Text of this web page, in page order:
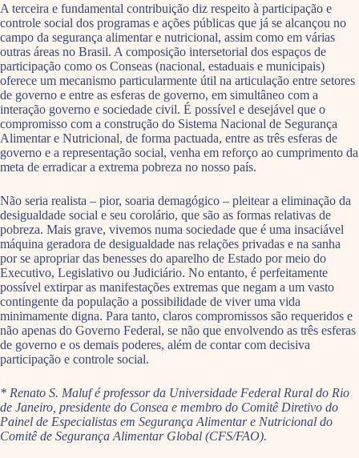
A terceira e fundamental contribuição diz respeito à participação e
controle social dos programas e ações públicas que já se alcançou no
campo da segurança alimentar e nutricional, assim como em várias
outras áreas no Brasil. A composição intersetorial dos espaços de
participação como os Conseas (nacional, estaduais e municipais)
oferece um mecanismo particularmente útil na articulação entre setores
de governo e entre as esferas de governo, em simultâneo com a
interação governo e sociedade civil. É possível e desejável que o
compromisso com a construção do Sistema Nacional de Segurança
Alimentar e Nutricional, de forma pactuada, entre as três esferas de
governo e a representação social, venha em reforço ao cumprimento da
meta de erradicar a extrema pobreza no nosso país.
Não seria realista – pior, soaria demagógico – pleitear a eliminação da
desigualdade social e seu corolário, que são as formas relativas de
pobreza. Mais grave, vivemos numa sociedade que é uma insaciável
máquina geradora de desigualdade nas relações privadas e na sanha
por se apropriar das benesses do aparelho de Estado por meio do
Executivo, Legislativo ou Judiciário. No entanto, é perfeitamente
possível extirpar as manifestações extremas que negam a um vasto
contingente da população a possibilidade de viver uma vida
minimamente digna. Para tanto, claros compromissos são requeridos e
não apenas do Governo Federal, se não que envolvendo as três esferas
de governo e os demais poderes, além de contar com decisiva
participação e controle social.
* Renato S. Maluf é professor da Universidade Federal Rural do Rio
de Janeiro, presidente do Consea e membro do Comitê Diretivo do
Painel de Especialistas em Segurança Alimentar e Nutricional do
Comitê de Segurança Alimentar Global (CFS/FAO).